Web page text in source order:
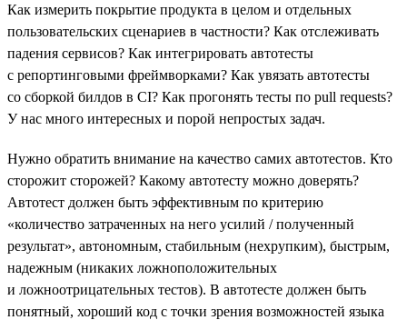
Как измерить покрытие продукта в целом и отдельных
пользовательских сценариев в частности? Как отслеживать
падения сервисов? Как интегрировать автотесты
с репортинговыми фреймворками? Как увязать автотесты
со сборкой билдов в CI? Как прогонять тесты по pull requests?
У нас много интересных и порой непростых задач.
Нужно обратить внимание на качество самих автотестов. Кто
сторожит сторожей? Какому автотесту можно доверять?
Автотест должен быть эффективным по критерию
«количество затраченных на него усилий / полученный
результат», автономным, стабильным (нехрупким), быстрым,
надежным (никаких ложноположительных
и ложноотрицательных тестов). В автотесте должен быть
понятный, хороший код с точки зрения возможностей языка